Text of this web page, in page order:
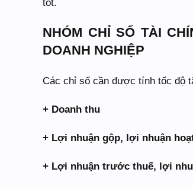
tốt.
NHÓM CHỈ SỐ TÀI
DOANH NGHIỆP
Các chỉ số cần được tính tốc độ
+ Doanh thu
+ Lợi nhuận gộp, lợi nhuận
+ Lợi nhuận trước thuế, lợi